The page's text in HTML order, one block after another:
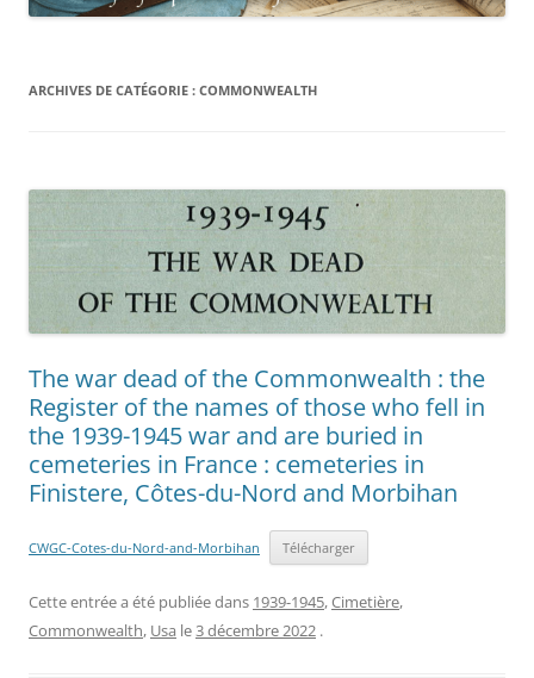
ARCHIVES DE CATÉGORIE : COMMONWEALTH
The war dead of the Commonwealth : the
Register of the names of those who fell in
the 1939-1945 war and are buried in
cemeteries in France : cemeteries in
Finistere, Côtes-du-Nord and Morbihan
CWGC-Cotes-du-Nord-and-Morbihan Télécharger
Cette entrée a été publiée dans 1939-1945,Cimetière,
Commonwealth, Usa le3 décembre 2022 .